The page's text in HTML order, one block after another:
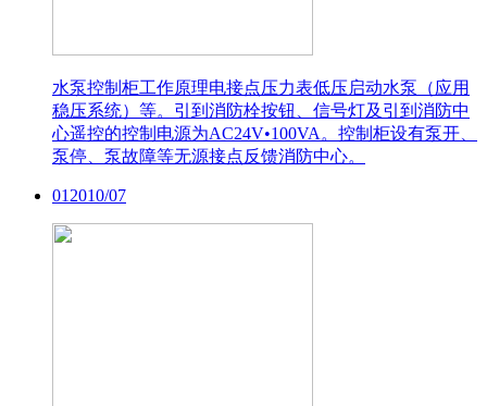
水泵控制柜工作原理电接点压力表低压启动水泵（应用
稳压系统）等。引到消防栓按钮、信号灯及引到消防中
心遥控的控制电源为AC24V•100VA。控制柜设有泵开、
泵停、泵故障等无源接点反馈消防中心。
01 2010/07